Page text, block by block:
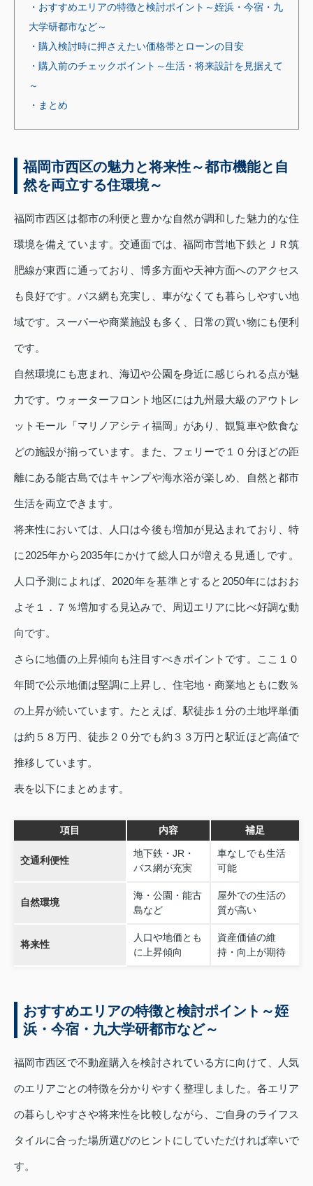
・おすすめエリアの特徴と検討ポイント～姪浜・今宿・九
大学研都市など～
・購入検討時に押さえたい価格帯とローンの目安
・購入前のチェックポイント～生活・将来設計を見据えて
～
・まとめ
福岡市西区の魅力と将来性～都市機能と自
然を両立する住環境～
福岡市西区は都市の利便と豊かな自然が調和した魅力的な住
環境を備えています。交通面では、福岡市営地下鉄とＪＲ筑
肥線が東西に通っており、博多方面や天神方面へのアクセス
も良好です。バス網も充実し、車がなくても暮らしやすい地
域です。スーパーや商業施設も多く、日常の買い物にも便利
です。
自然環境にも恵まれ、海辺や公園を身近に感じられる点が魅
力です。ウォーターフロント地区には九州最大級のアウトレ
ットモール「マリノアシティ福岡」があり、観覧車や飲食な
どの施設が揃っています。また、フェリーで１０分ほどの距
離にある能古島ではキャンプや海水浴が楽しめ、自然と都市
生活を両立できます。
将来性においては、人口は今後も増加が見込まれており、特
に2025年から2035年にかけて総人口が増える見通しです。
人口予測によれば、2020年を基準とすると2050年にはおお
よそ１．７％増加する見込みで、周辺エリアに比べ好調な動
向です。
さらに地価の上昇傾向も注目すべきポイントです。ここ１０
年間で公示地価は堅調に上昇し、住宅地・商業地ともに数％
の上昇が続いています。たとえば、駅徒歩１分の土地坪単価
は約５８万円、徒歩２０分でも約３３万円と駅近ほど高値で
推移しています。
表を以下にまとめます。
項目 内容 補足
交通利便性
地下鉄・JR・
バス網が充実
車なしでも生活
可能
自然環境
海・公園・能古
島など
屋外での生活の
質が高い
将来性
人口や地価とも
に上昇傾向
資産価値の維
持・向上が期待
おすすめエリアの特徴と検討ポイント～姪
浜・今宿・九大学研都市など～
福岡市西区で不動産購入を検討されている方に向けて、人気
のエリアごとの特徴を分かりやすく整理しました。各エリア
の暮らしやすさや将来性を比較しながら、ご自身のライフス
タイルに合った場所選びのヒントにしていただければ幸いで
す。